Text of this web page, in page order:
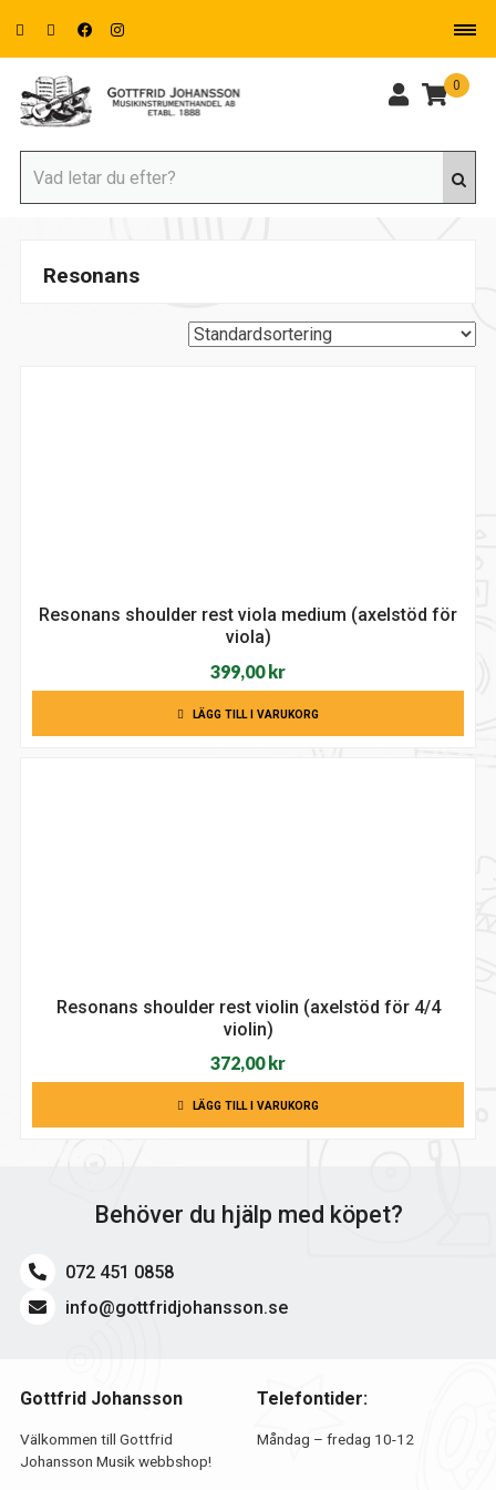
0
Resonans
Resonans shoulder rest viola medium (axelstöd för
viola)
399,00 kr
LÄGG TILL I VARUKORG
Resonans shoulder rest violin (axelstöd för 4/4
violin)
372,00 kr
LÄGG TILL I VARUKORG
Behöver du hjälp med köpet?
072 451 0858
info@gottfridjohansson.se
Gottfrid Johansson
Välkommen till Gottfrid
Johansson Musik webbshop!
Telefontider:
Måndag – fredag 10-12